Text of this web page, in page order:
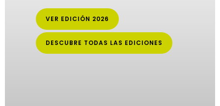
VER EDICIÓN 2026
DESCUBRE TODAS LAS EDICIONES